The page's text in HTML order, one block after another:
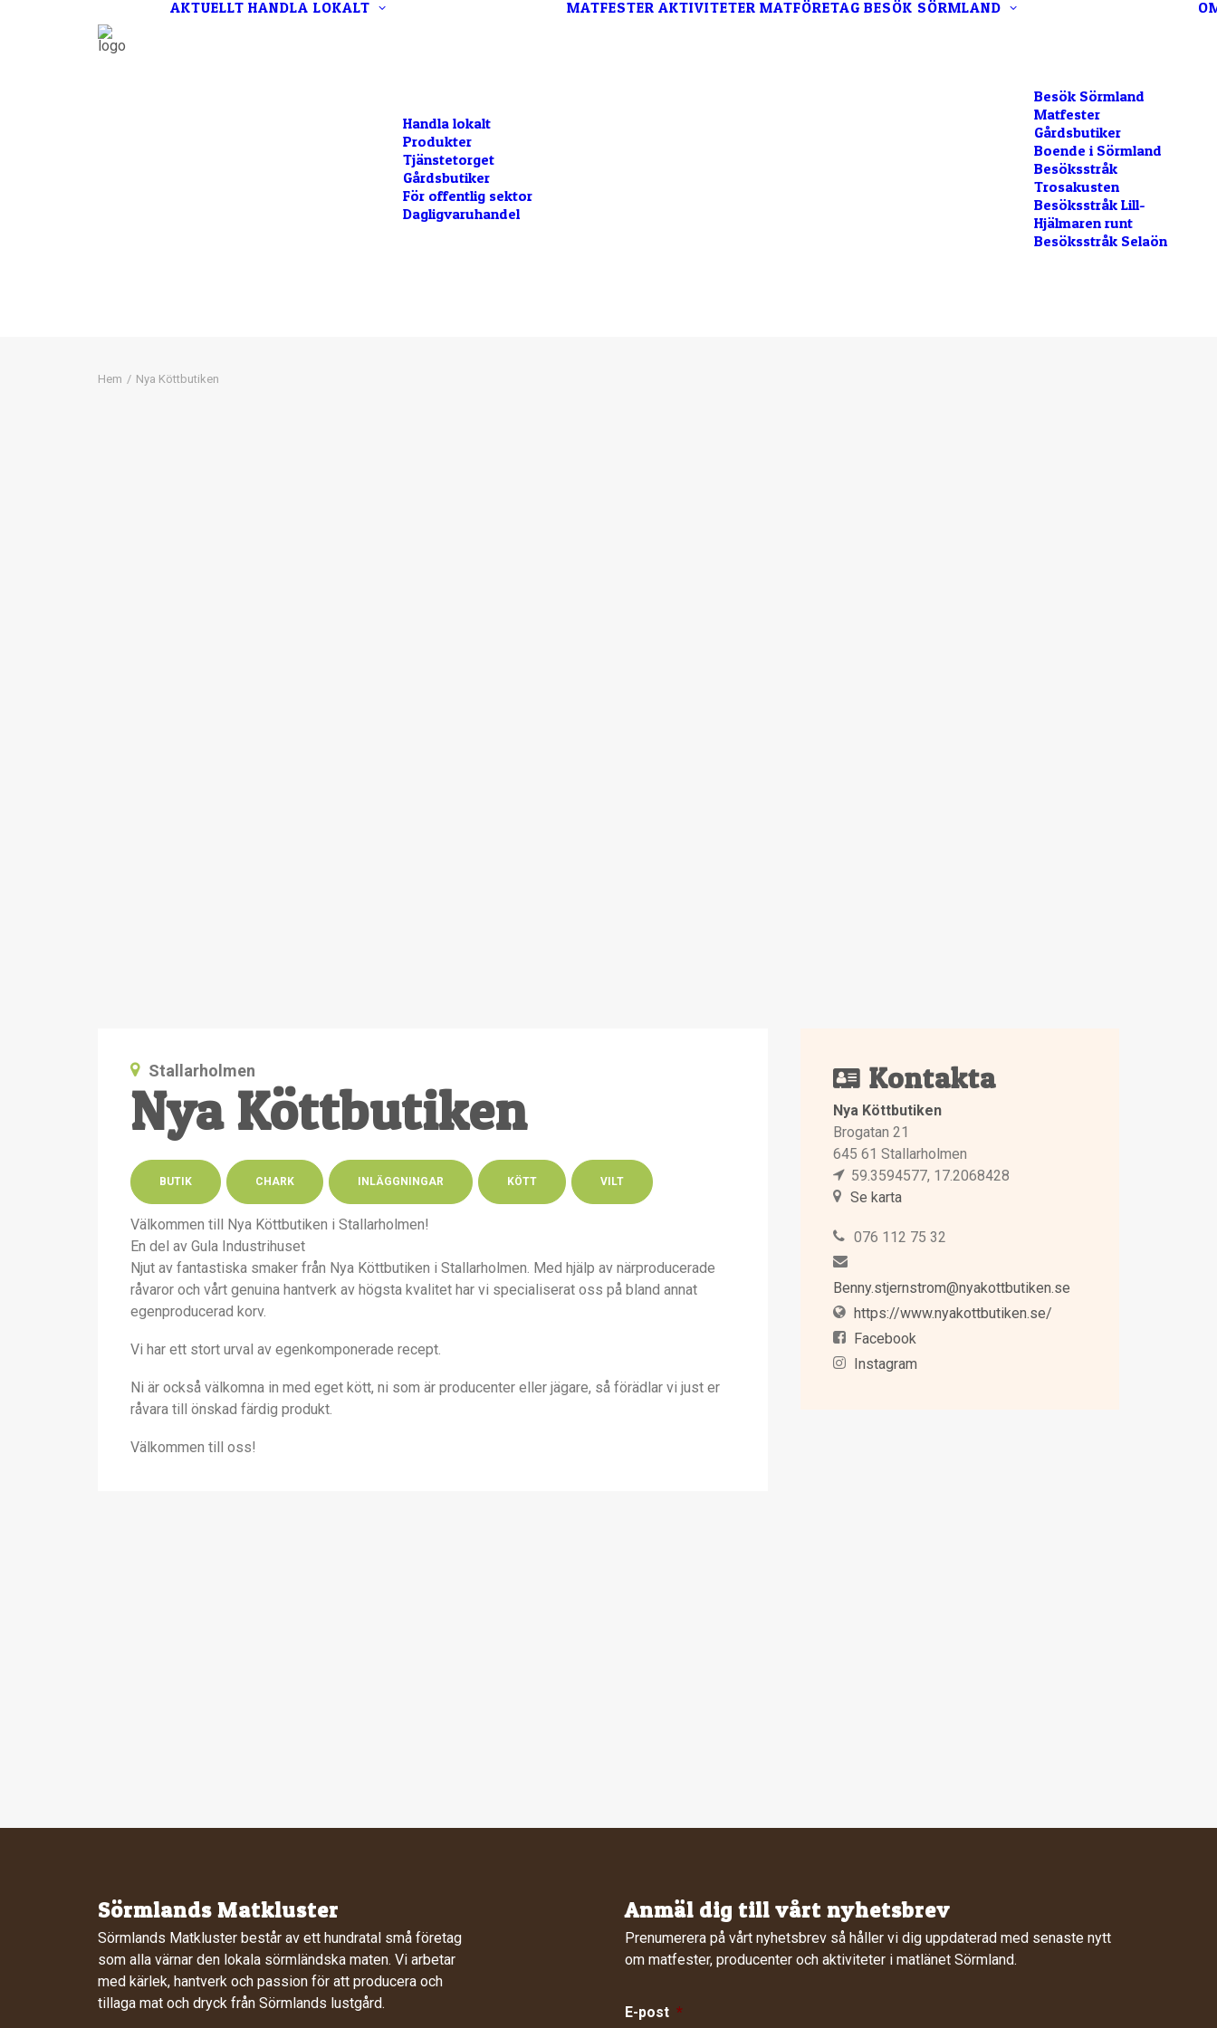
AKTUELLT HANDLA LOKALT
Handla lokalt
Produkter
Tjänstetorget
Gårdsbutiker
För offentlig sektor
Dagligvaruhandel
MATFESTER AKTIVITETER MATFÖRETAG BESÖK SÖRMLAND
Besök Sörmland
Matfester
Gårdsbutiker
Boende i Sörmland
Besöksstråk
Trosakusten
Besöksstråk Lill-
Hjälmaren runt
Besöksstråk Selaön
Hem Nya Köttbutiken
Stallarholmen
Nya Köttbutiken
BUTIK CHARK INLÄGGNINGAR KÖTT VILT
Välkommen till Nya Köttbutiken i Stallarholmen!
En del av Gula Industrihuset
Njut av fantastiska smaker från Nya Köttbutiken i Stallarholmen. Med hjälp av närproducerade
råvaror och vårt genuina hantverk av högsta kvalitet har vi specialiserat oss på bland annat
egenproducerad korv.
Vi har ett stort urval av egenkomponerade recept.
Ni är också välkomna in med eget kött, ni som är producenter eller jägare, så förädlar vi just er
råvara till önskad färdig produkt.
Välkommen till oss!
Kontakta
Nya Köttbutiken
Brogatan 21
645 61 Stallarholmen
59.3594577, 17.2068428
Se karta
076 112 75 32
Benny.stjernstrom@nyakottbutiken.se
https://www.nyakottbutiken.se/
Facebook
Instagram
Sörmlands Matkluster
Sörmlands Matkluster består av ett hundratal små företag
som alla värnar den lokala sörmländska maten. Vi arbetar
med kärlek, hantverk och passion för att producera och
tillaga mat och dryck från Sörmlands lustgård.
Anmäl dig till vårt nyhetsbrev
Prenumerera på vårt nyhetsbrev så håller vi dig uppdaterad med senaste nytt
om matfester, producenter och aktiviteter i matlänet Sörmland.
E-post *